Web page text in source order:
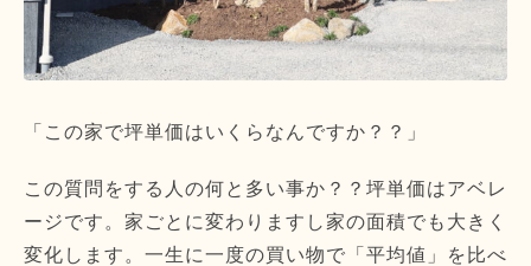
「この家で坪単価はいくらなんですか？？」
この質問をする人の何と多い事か？？坪単価はアベレ
ージです。家ごとに変わりますし家の面積でも大きく
変化します。一生に一度の買い物で「平均値」を比べ